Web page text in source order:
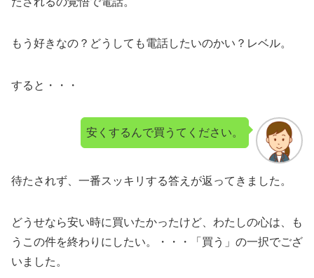
もう好きなの？どうしても電話したいのかい？レベル。
すると・・・
安くするんで買うてください。
待たされず、一番スッキリする答えが返ってきました。
どうせなら安い時に買いたかったけど、わたしの心は、も
うこの件を終わりにしたい。・・・「買う」の一択でござ
いました。